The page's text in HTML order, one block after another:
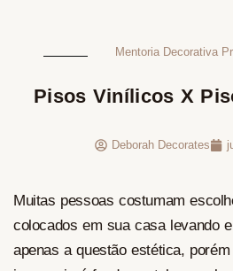
Mentoria Decorativa
Pisos Vinílicos X
Deborah Decorates
Muitas pessoas costumam
colocados em sua casa levando
apenas a questão estética,